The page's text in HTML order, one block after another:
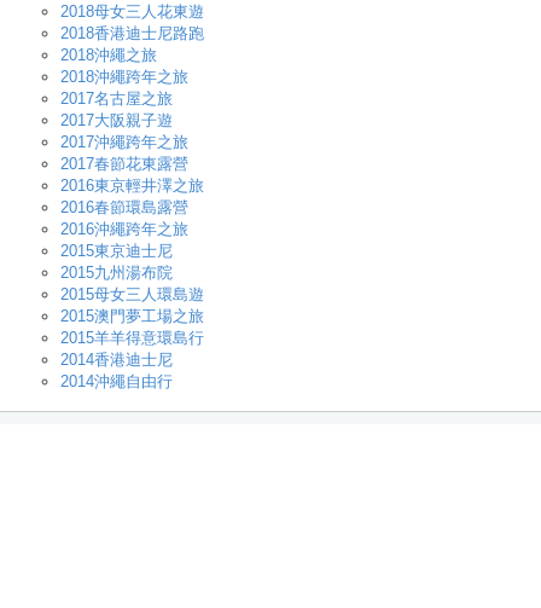
2018母女三人花東遊
2018香港迪士尼路跑
2018沖繩之旅
2018沖繩跨年之旅
2017名古屋之旅
2017大阪親子遊
2017沖繩跨年之旅
2017春節花東露營
2016東京輕井澤之旅
2016春節環島露營
2016沖繩跨年之旅
2015東京迪士尼
2015九州湯布院
2015母女三人環島遊
2015澳門夢工場之旅
2015羊羊得意環島行
2014香港迪士尼
2014沖繩自由行